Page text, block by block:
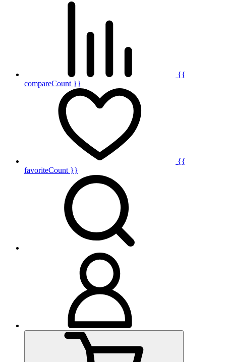
{{
compareCount }}
{{
favoriteCount }}